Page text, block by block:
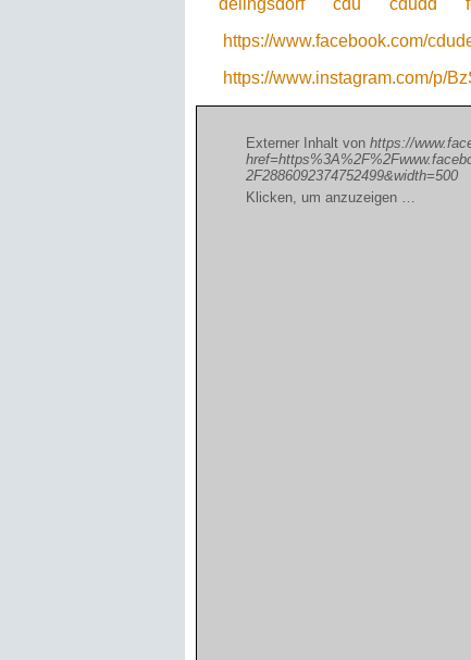
delingsdorf
cdu cdudd
https://www.facebook.com/
https://www.instagram.com/p/